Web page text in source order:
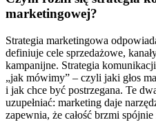
marketingowej?
Strategia marketingowa
definiuje cele sprzedażowe,
kampanijne. Strategia
„jak mówimy” – czyli jaki głos
i jak chce być postrzegana. Te
uzupełniać: marketing daje
zapewnia, że całość brzmi